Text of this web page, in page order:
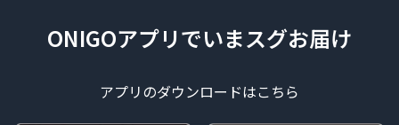
ONIGOアプリでいまスグお届け
アプリのダウンロードはこちら